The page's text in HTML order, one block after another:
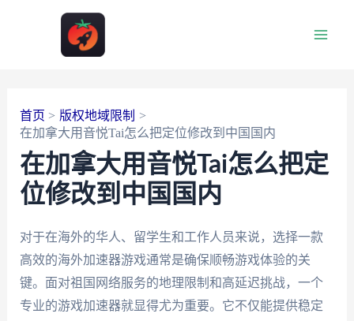
首页
版权地域限制
在加拿大用音悦Tai怎么把定位修改到中国国内
在加拿大用音悦Tai怎么把定
位修改到中国国内
对于在海外的华人、留学生和工作人员来说，选择一款
高效的海外加速器游戏通常是确保顺畅游戏体验的关
键。面对祖国网络服务的地理限制和高延迟挑战，一个
专业的游戏加速器就显得尤为重要。它不仅能提供稳定